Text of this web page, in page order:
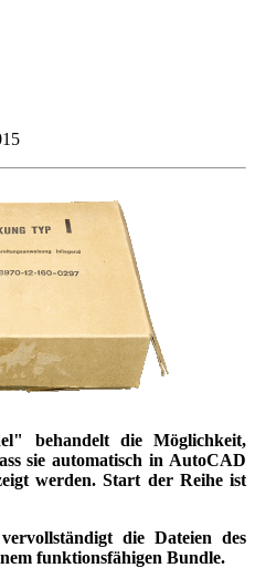
behandelt die Möglichkeit,
sie automatisch in AutoCAD
werden. Start der Reihe ist
die Dateien des
funktionsfähigen Bundle.